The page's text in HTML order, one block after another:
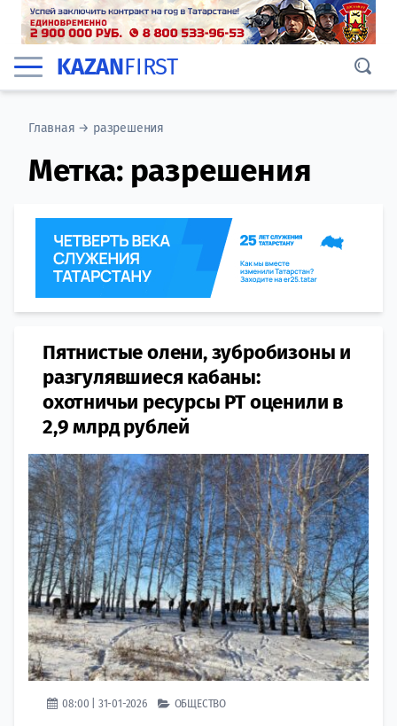
KAZANFIRST
Главная → разрешения
Метка: разрешения
Пятнистые олени, зубробизоны и
разгулявшиеся кабаны:
охотничьи ресурсы РТ оценили в
2,9 млрд рублей
08:00 | 31-01-2026 ОБЩЕСТВО